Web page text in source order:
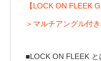
【LOCK ON FLEEK
＞マルチアングル付
■LOCK ON FLEEK と